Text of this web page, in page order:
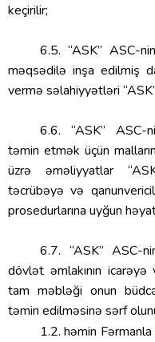
keçirilir;
6.5. “ASK” ASC-
məqsədilə inşa edilmiş
vermə səlahiyyətləri
6.6. “ASK” ASC-
təmin etmək üçün
üzrə əməliyyatlar
təcrübəyə və
prosedurlarına uyğun
6.7. “ASK” ASC-
dövlət əmlakının icarəyə
tam məbləği onun
təmin edilməsinə sərf
1.2. həmin